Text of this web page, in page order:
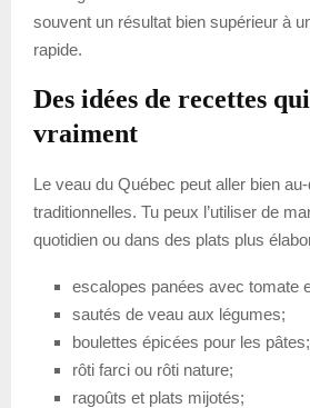
souvent un résultat bien supérieur à
rapide.
Des idées de recettes
vraiment
Le veau du Québec peut aller bien
traditionnelles. Tu peux l’utiliser de
quotidien ou dans des plats plus
escalopes panées avec tomate
sautés de veau aux légumes;
boulettes épicées pour les pâtes;
rôti farci ou rôti nature;
ragoûts et plats mijotés;